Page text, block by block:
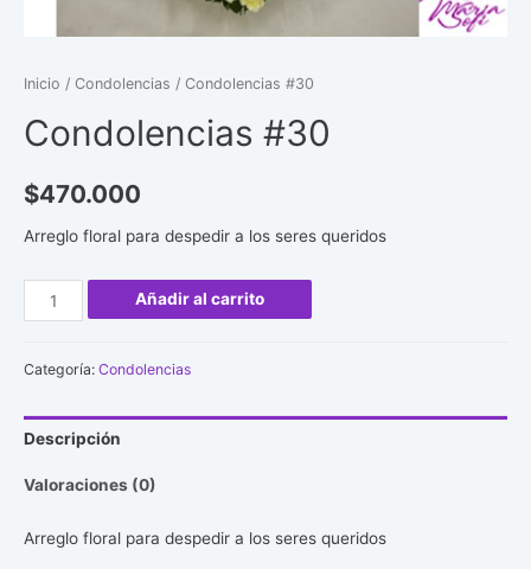
Inicio / Condolencias / Condolencias #30
Condolencias #30
$470.000
Arreglo floral para despedir a los seres queridos
Condolencias
#30
Añadir al carrito
Categoría: Condolencias
Descripción
Valoraciones (0)
Arreglo floral para despedir a los seres queridos